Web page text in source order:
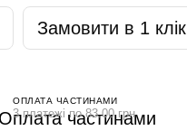
Замовити в 1 клік
ОПЛАТА ЧАСТИНАМИ
3 платежі по 83.00 грн